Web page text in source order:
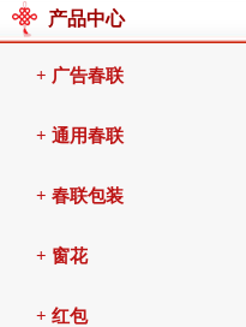
产品中心
+ 广告春联
+ 通用春联
+ 春联包装
+ 窗花
+ 红包